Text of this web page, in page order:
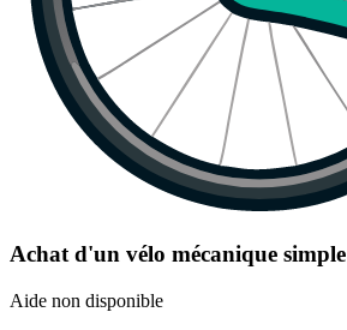
Achat d'un vélo mécanique simple
Aide non disponible